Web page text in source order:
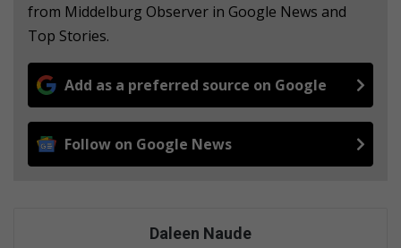
from Middelburg Observer in Google News and
Top Stories.
Add as a preferred source on Google
Follow on Google News
Daleen Naude